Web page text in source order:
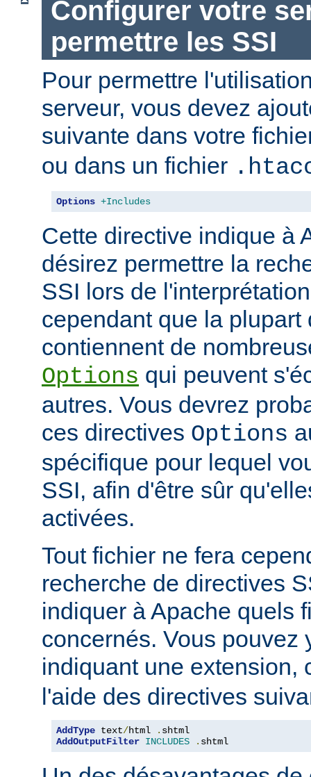
Configurer votre
permettre les SSI
Pour permettre
serveur, vous devez
suivante dans votre
ou dans un fichier
Options +Includes
Cette directive indique à
désirez permettre la
SSI lors de
cependant que la
contiennent de
Options qui peuvent
autres. Vous devrez
ces directives Options
spécifique pour lequel
SSI, afin d'être sûr
activées.
Tout fichier ne fera
recherche de directives
indiquer à Apache quels
concernés. Vous pouvez
indiquant une extension,
l'aide des directives
AddType text/html .
AddOutputFilter INCLUDES . shtml